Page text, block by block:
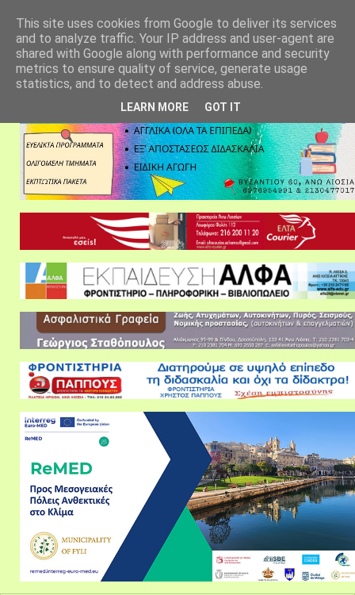
This site uses cookies from Google to deliver its services
and to analyze traffic. Your IP address and user-agent are
shared with Google along with performance and security
metrics to ensure quality of service, generate usage
statistics, and to detect and address abuse.
LEARN MORE GOT IT